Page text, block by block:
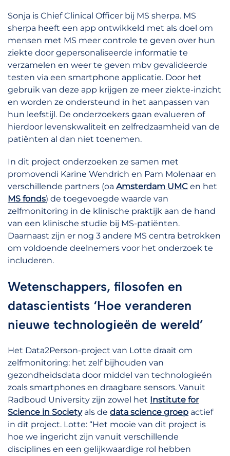
Sonja is Chief Clinical Officer bij MS sherpa. MS
sherpa heeft een app ontwikkeld met als doel om
mensen met MS meer controle te geven over hun
ziekte door gepersonaliseerde informatie te
verzamelen en weer te geven mbv gevalideerde
testen via een smartphone applicatie. Door het
gebruik van deze app krijgen ze meer ziekte-inzicht
en worden ze ondersteund in het aanpassen van
hun leefstijl. De onderzoekers gaan evalueren of
hierdoor levenskwaliteit en zelfredzaamheid van de
patiënten al dan niet toenemen.
In dit project onderzoeken ze samen met
promovendi Karine Wendrich en Pam Molenaar en
verschillende partners (oa Amsterdam UMC en het
MS fonds) de toegevoegde waarde van
zelfmonitoring in de klinische praktijk aan de hand
van een klinische studie bij MS-patiënten.
Daarnaast zijn er nog 3 andere MS centra betrokken
om voldoende deelnemers voor het onderzoek te
includeren.
Wetenschappers, filosofen en
datascientists ‘Hoe veranderen
nieuwe technologieën de wereld’
Het Data2Person-project van Lotte draait om
zelfmonitoring: het zelf bijhouden van
gezondheidsdata door middel van technologieën
zoals smartphones en draagbare sensors. Vanuit
Radboud University zijn zowel het Institute for
Science in Societyals de data science groep actief
in dit project. Lotte: “Het mooie van dit project is
hoe we ingericht zijn vanuit verschillende
disciplines en een gelijkwaardige rol hebben